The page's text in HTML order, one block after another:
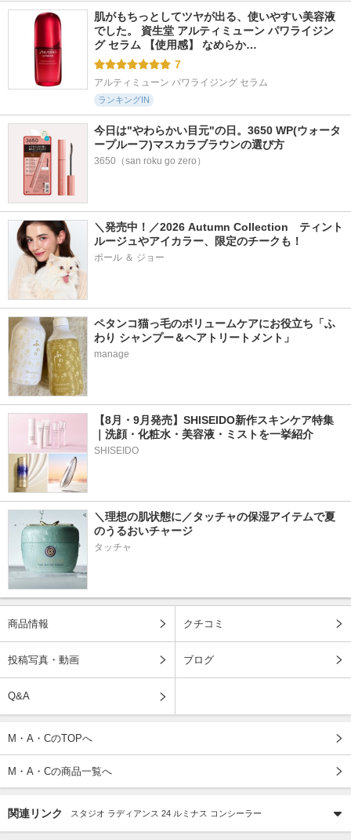
肌がもちっとしてツヤが出る、使いやすい美容液
でした。 資生堂 アルティミューン パワライジン
グ セラム 【使用感】 なめらか…
7
アルティミューン パワライジング セラム
ランキングIN
今日は"やわらかい目元"の日。3650 WP(ウォータ
ープルーフ)マスカラブラウンの選び方
3650（san roku go zero）
＼発売中！／2026 Autumn Collection　ティント
ルージュやアイカラー、限定のチークも！
ポール ＆ ジョー
ペタンコ猫っ毛のボリュームケアにお役立ち「ふ
わり シャンプー＆ヘアトリートメント」
manage
【8月・9月発売】SHISEIDO新作スキンケア特集
｜洗顔・化粧水・美容液・ミストを一挙紹介
SHISEIDO
＼理想の肌状態に／タッチャの保湿アイテムで夏
のうるおいチャージ
タッチャ
商品情報 クチコミ
投稿写真・動画 ブログ
Q&A
M・A・CのTOPへ
M・A・Cの商品一覧へ
関連リンク スタジオ ラディアンス 24 ルミナス コンシーラー